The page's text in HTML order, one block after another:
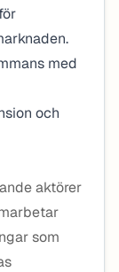
med
och
aktörer
som